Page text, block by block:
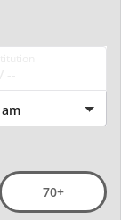
70+